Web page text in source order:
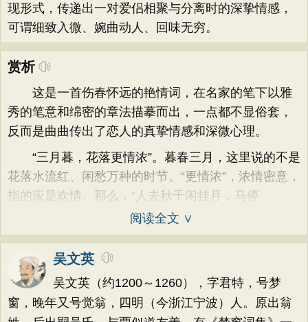
现形式，传递出一对爱侣相聚与分离时的深挚情感，
可谓细致入微、婉曲动人、回味无穷。
赏析
这是一首伤春怀远的艳情词，在名家的笔下以雅
秀的笔意和绵密的章法描摹而出，一点都不显俗套，
反而是曲曲传出了恋人的真挚情感和深微心理。
“三月暮，花落更情浓”。暮春三月，这里说的不是
花落水流红、闲愁万种的时节。“更情浓”，浓情密意，
指的应是欢情。那么，“人去秋千闲挂月，马停
阅读全文 ∨
吴文英
吴文英（约1200～1260），字君特，号梦
窗，晚年又号觉翁，四明（今浙江宁波）人。原出翁